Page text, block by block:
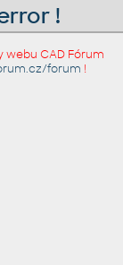
!
webu CAD Fórum
forum !